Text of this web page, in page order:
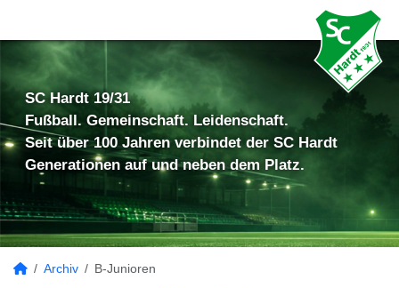
SC Hardt 19/31
Fußball. Gemeinschaft. Leidenschaft.
Seit über 100 Jahren verbindet der SC Hardt
Generationen auf und neben dem Platz.
Archiv B-Junioren